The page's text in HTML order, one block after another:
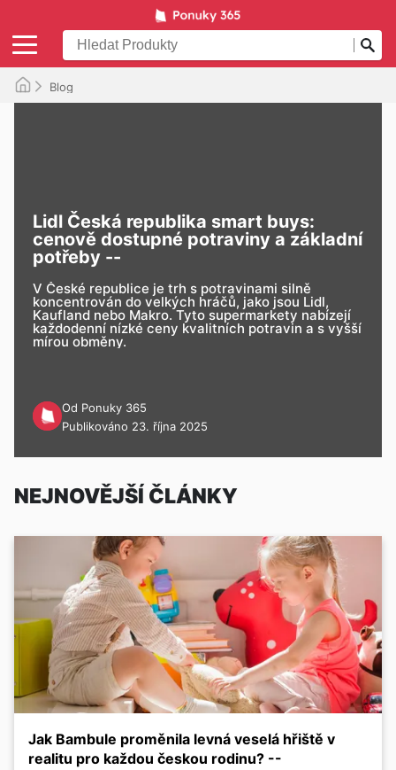
Blog
Lidl Česká republika smart buys:
cenově dostupné potraviny a základní
potřeby --
V České republice je trh s potravinami silně
koncentrován do velkých hráčů, jako jsou Lidl,
Kaufland nebo Makro. Tyto supermarkety nabízejí
každodenní nízké ceny kvalitních potravin a s vyšší
mírou obměny.
Od Ponuky 365
Publikováno 23. října 2025
NEJNOVĚJŠÍ ČLÁNKY
Jak Bambule proměnila levná veselá hřiště v
realitu pro každou českou rodinu? --